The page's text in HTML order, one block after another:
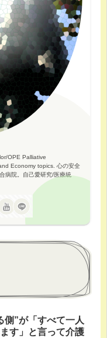
OPE Palliative
Economy topics. 心の安全
病院。自己愛研究/医療統
側”が「すべて一人
す」と言って介護